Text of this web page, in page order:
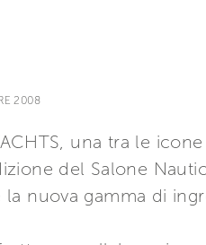
2008
una tra le
del Salone
nuova gamma di